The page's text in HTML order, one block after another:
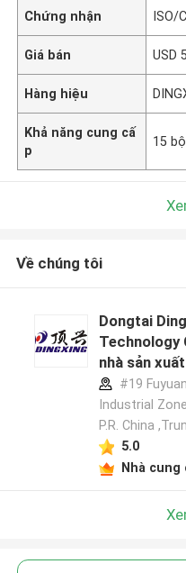
Chứng nhận ISO/
Giá bán USD
Hàng hiệu
Khả năng cung cấ
p
15
Về chúng tôi
Dongtai
Technology
nhà sản xuất
#19
Industrial
P.R. China
5.0
Nhà cung